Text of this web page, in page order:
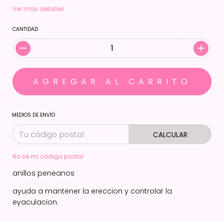
Ver más detalles
CANTIDAD
MEDIOS DE ENVÍO
CALCULAR
No sé mi código postal
anillos peneanos
ayuda a mantener la ereccion y controlar la
eyaculacion.